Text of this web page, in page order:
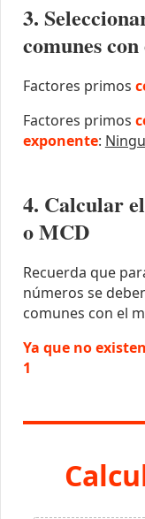
3.
comunes
Factores primos
Factores primos
exponente:
4. Calcular
o MCD
Recuerda que
números se
comunes con el
Ya que no
1